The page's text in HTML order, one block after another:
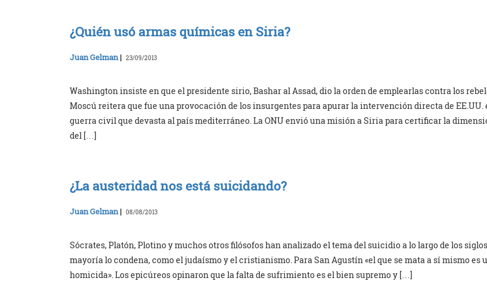
¿Quién usó armas químicas en Siria?
Juan Gelman| 23/09/2013
Washington insiste en que el presidente sirio, Bashar al Assad, dio la orden de emplearlas contra los
Moscú reitera que fue una provocación de los insurgentes para apurar la intervención directa de EE.UU.
guerra civil que devasta al país mediterráneo. La ONU envió una misión a Siria para certificar la
del […]
¿La austeridad nos está suicidando?
Juan Gelman| 08/08/2013
Sócrates, Platón, Plotino y muchos otros filósofos han analizado el tema del suicidio a lo largo de los
mayoría lo condena, como el judaísmo y el cristianismo. Para San Agustín «el que se mata a sí mismo es
homicida». Los epicúreos opinaron que la falta de sufrimiento es el bien supremo y […]